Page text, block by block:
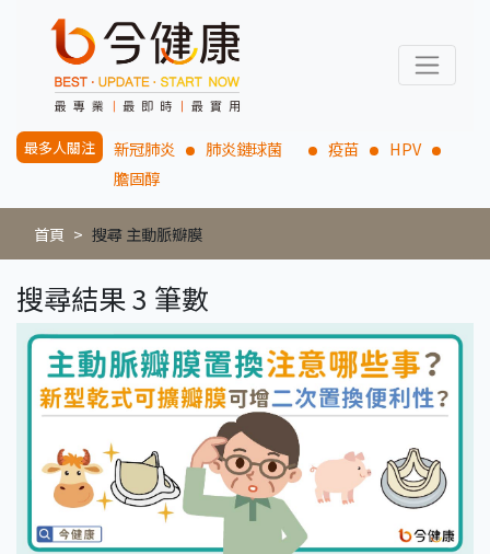
最多人關注 新冠肺炎 肺炎鏈球菌 疫苗
HPV
膽固醇
首頁 搜尋 主動脈瓣膜
搜尋結果 3 筆數